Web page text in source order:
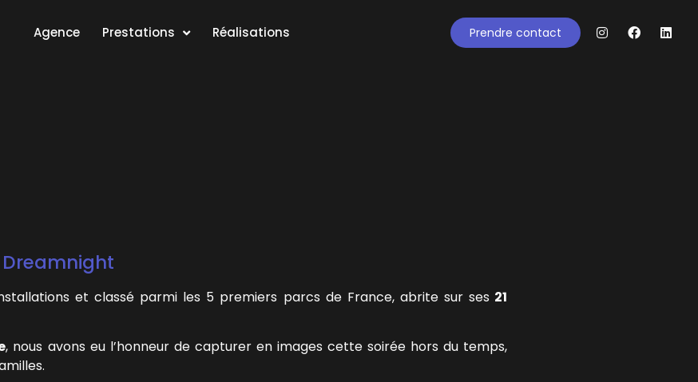
Agence Prestations Réalisations Prendre contact
et classé parmi les 5 premiers parcs de France, abrite sur ses 21
, nous avons eu l’honneur de capturer en images cette soirée hors du temps,